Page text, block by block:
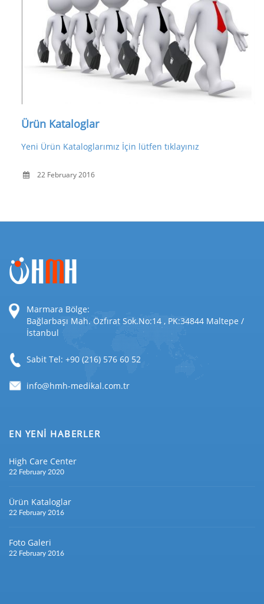
Ürün Kataloglar
Yeni Ürün Kataloglarımız İçin lütfen tıklayınız
22 February 2016
Marmara Bölge:
Bağlarbaşı Mah. Özfırat Sok.No:14 , PK:34844 Maltepe /
İstanbul
Sabit Tel: +90 (216) 576 60 52
EN YENİ HABERLER
High Care Center
22 February 2020
Ürün Kataloglar
22 February 2016
Foto Galeri
22 February 2016